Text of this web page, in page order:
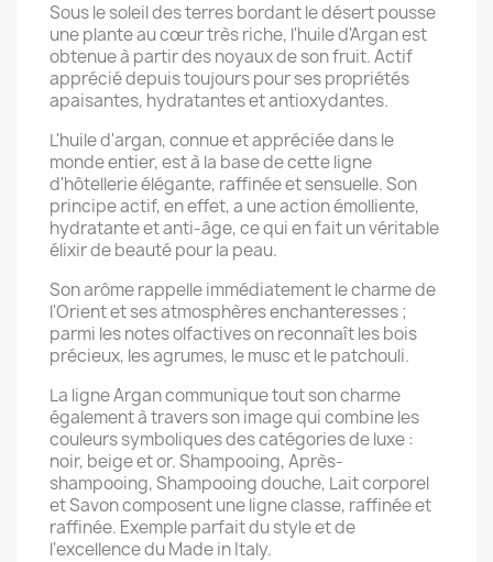
Sous le soleil des terres bordant le désert pousse
une plante au cœur très riche, l'huile d'Argan est
obtenue à partir des noyaux de son fruit. Actif
apprécié depuis toujours pour ses propriétés
apaisantes, hydratantes et antioxydantes.
L'huile d'argan, connue et appréciée dans le
monde entier, est à la base de cette ligne
d'hôtellerie élégante, raffinée et sensuelle. Son
principe actif, en effet, a une action émolliente,
hydratante et anti-âge, ce qui en fait un véritable
élixir de beauté pour la peau.
Son arôme rappelle immédiatement le charme de
l'Orient et ses atmosphères enchanteresses ;
parmi les notes olfactives on reconnaît les bois
précieux, les agrumes, le musc et le patchouli.
La ligne Argan communique tout son charme
également à travers son image qui combine les
couleurs symboliques des catégories de luxe :
noir, beige et or. Shampooing, Après-
shampooing, Shampooing douche, Lait corporel
et Savon composent une ligne classe, raffinée et
raffinée. Exemple parfait du style et de
l'excellence du Made in Italy.